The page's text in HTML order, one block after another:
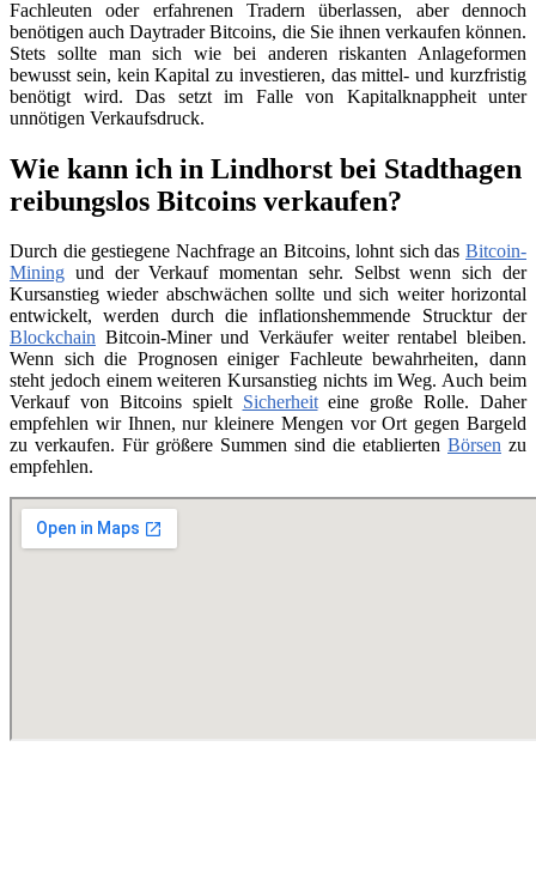
Fachleuten oder erfahrenen Tradern überlassen, aber dennoch
benötigen auch Daytrader Bitcoins, die Sie ihnen verkaufen können.
Stets sollte man sich wie bei anderen riskanten Anlageformen
bewusst sein, kein Kapital zu investieren, das mittel- und kurzfristig
benötigt wird. Das setzt im Falle von Kapitalknappheit unter
unnötigen Verkaufsdruck.
Wie kann ich in Lindhorst bei Stadthagen
reibungslos Bitcoins verkaufen?
Durch die gestiegene Nachfrage an Bitcoins, lohnt sich das Bitcoin-
Mining und der Verkauf momentan sehr. Selbst wenn sich der
Kursanstieg wieder abschwächen sollte und sich weiter horizontal
entwickelt, werden durch die inflationshemmende Strucktur der
Blockchain Bitcoin-Miner und Verkäufer weiter rentabel bleiben.
Wenn sich die Prognosen einiger Fachleute bewahrheiten, dann
steht jedoch einem weiteren Kursanstieg nichts im Weg. Auch beim
Verkauf von Bitcoins spielt Sicherheiteine große Rolle. Daher
empfehlen wir Ihnen, nur kleinere Mengen vor Ort gegen Bargeld
zu verkaufen. Für größere Summen sind die etablierten Börsen zu
empfehlen.